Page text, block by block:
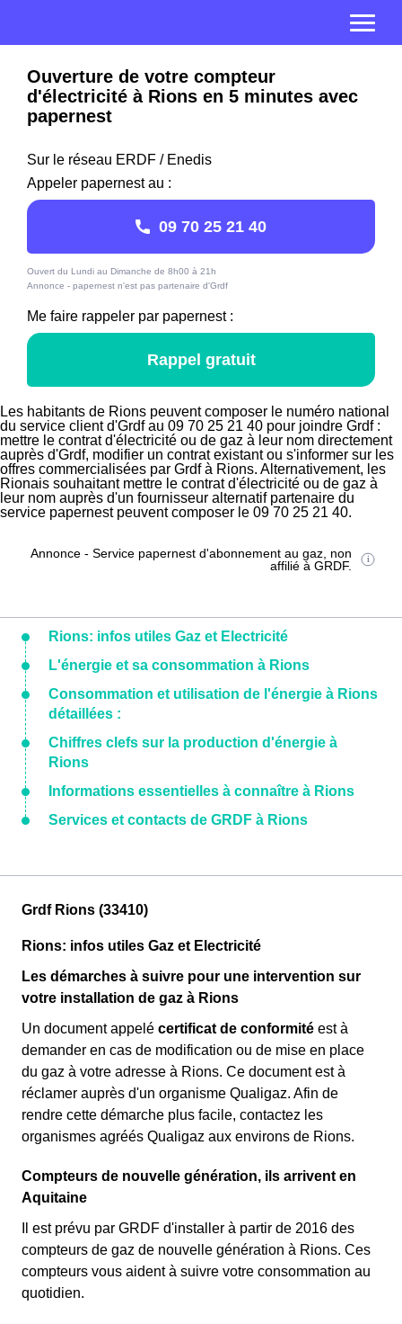
Ouverture de votre compteur
d'électricité à Rions en 5 minutes avec
papernest
Sur le réseau ERDF / Enedis
Appeler papernest au :
09 70 25 21 40
Ouvert du Lundi au Dimanche de 8h00 à 21h
Annonce - papernest n'est pas partenaire d'Grdf
Me faire rappeler par papernest :
Rappel gratuit
Les habitants de Rions peuvent composer le numéro national
du service client d'Grdf au 09 70 25 21 40 pour joindre Grdf :
mettre le contrat d'électricité ou de gaz à leur nom directement
auprès d'Grdf, modifier un contrat existant ou s'informer sur les
offres commercialisées par Grdf à Rions. Alternativement, les
Rionais souhaitant mettre le contrat d'électricité ou de gaz à
leur nom auprès d'un fournisseur alternatif partenaire du
service papernest peuvent composer le 09 70 25 21 40.
Annonce - Service papernest d'abonnement au gaz, non
affilié à GRDF.
Rions: infos utiles Gaz et Electricité
L'énergie et sa consommation à Rions
Consommation et utilisation de l'énergie à Rions
détaillées :
Chiffres clefs sur la production d'énergie à
Rions
Informations essentielles à connaître à Rions
Services et contacts de GRDF à Rions
Grdf Rions (33410)
Rions: infos utiles Gaz et Electricité
Les démarches à suivre pour une intervention sur
votre installation de gaz à Rions
Un document appelé certificat de conformité est à
demander en cas de modification ou de mise en place
du gaz à votre adresse à Rions. Ce document est à
réclamer auprès d'un organisme Qualigaz. Afin de
rendre cette démarche plus facile, contactez les
organismes agréés Qualigaz aux environs de Rions.
Compteurs de nouvelle génération, ils arrivent en
Aquitaine
Il est prévu par GRDF d'installer à partir de 2016 des
compteurs de gaz de nouvelle génération à Rions. Ces
compteurs vous aident à suivre votre consommation au
quotidien.